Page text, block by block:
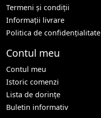
Termeni și condiții
Informații livrare
Politica de confidențialitate
Contul meu
Contul meu
Istoric comenzi
Lista de dorințe
Buletin informativ